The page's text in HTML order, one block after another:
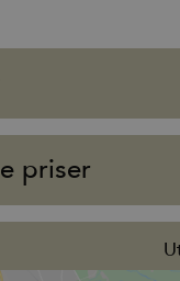
priser